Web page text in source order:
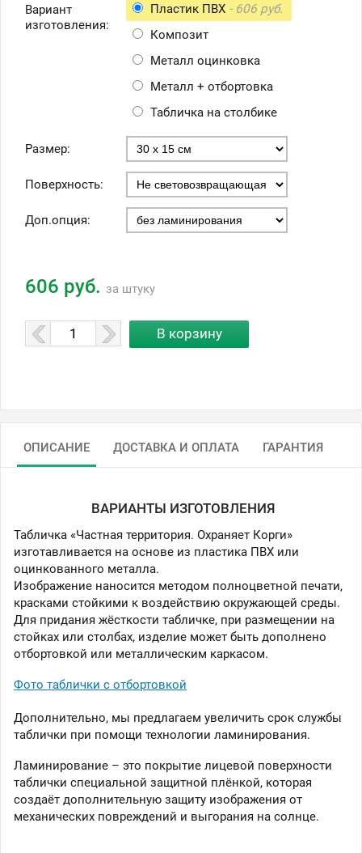
Вариант
изготовления:
Пластик ПВХ - 606 руб.
Композит
Металл оцинковка
Металл + отбортовка
Табличка на столбике
Размер:
Поверхность:
Доп.опция:
606 руб. за штуку
ОПИСАНИЕ ДОСТАВКА И ОПЛАТА ГАРАНТИЯ
ВАРИАНТЫ ИЗГОТОВЛЕНИЯ
Табличка «Частная территория. Охраняет Корги»
изготавливается на основе из пластика ПВХ или
оцинкованного металла.
Изображение наносится методом полноцветной печати,
красками стойкими к воздействию окружающей среды.
Для придания жёсткости табличке, при размещении на
стойках или столбах, изделие может быть дополнено
отбортовкой или металлическим каркасом.
Фото таблички с отбортовкой
Дополнительно, мы предлагаем увеличить срок службы
таблички при помощи технологии ламинирования.
Ламинирование – это покрытие лицевой поверхности
таблички специальной защитной плёнкой, которая
создаёт дополнительную защиту изображения от
механических повреждений и выгорания на солнце.